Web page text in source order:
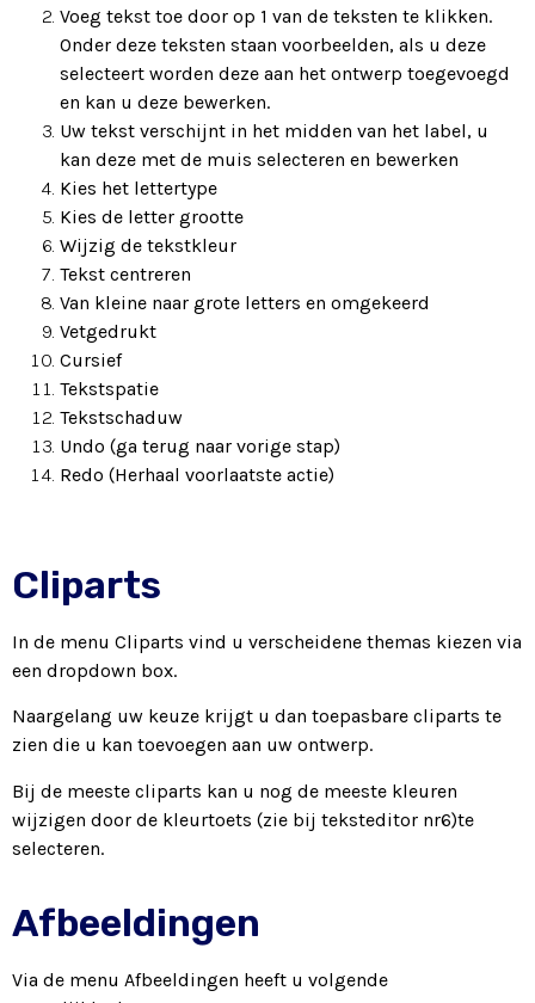
Voeg tekst toe door op 1 van de teksten te klikken.
Onder deze teksten staan voorbeelden, als u deze
selecteert worden deze aan het ontwerp toegevoegd
en kan u deze bewerken.
Uw tekst verschijnt in het midden van het label, u
kan deze met de muis selecteren en bewerken
Kies het lettertype
Kies de letter grootte
Wijzig de tekstkleur
Tekst centreren
Van kleine naar grote letters en omgekeerd
Vetgedrukt
Cursief
Tekstspatie
Tekstschaduw
Undo (ga terug naar vorige stap)
Redo (Herhaal voorlaatste actie)
Cliparts
In de menu Cliparts vind u verscheidene themas kiezen via
een dropdown box.
Naargelang uw keuze krijgt u dan toepasbare cliparts te
zien die u kan toevoegen aan uw ontwerp.
Bij de meeste cliparts kan u nog de meeste kleuren
wijzigen door de kleurtoets (zie bij teksteditor nr6)te
selecteren.
Afbeeldingen
Via de menu Afbeeldingen heeft u volgende